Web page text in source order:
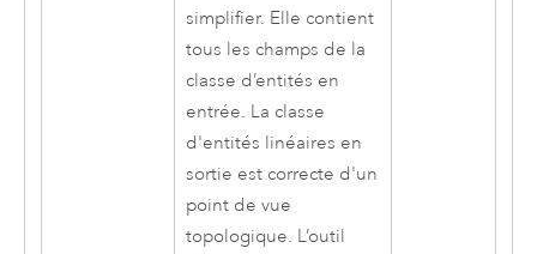
simplifier. Elle contient
tous les champs de la
classe d’entités en
entrée. La classe
d'entités linéaires en
sortie est correcte d'un
point de vue
topologique. L’outil